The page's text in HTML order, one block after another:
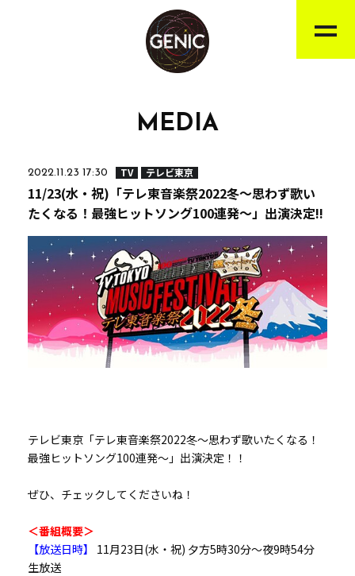
MEDIA
2022.11.23 17:30 TV テレビ東京
11/23(水・祝)「テレ東音楽祭2022冬～思わず歌い
たくなる！最強ヒットソング100連発～」出演決定!!
テレビ東京「テレ東音楽祭2022冬～思わず歌いたくなる！
最強ヒットソング100連発～」出演決定！！
ぜひ、チェックしてくださいね！
＜番組概要＞
【放送日時】
11月23日(水・祝) 夕方5時30分～夜9時54分
生放送